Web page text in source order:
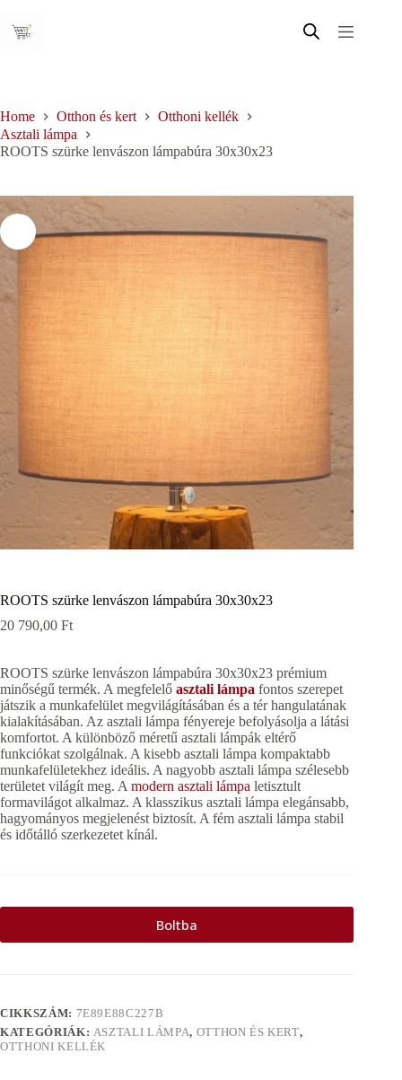
content
Home Otthon és kert
Otthoni kellék
Asztali lámpa
ROOTS szürke lenvászon lámpabúra 30x30x23
ROOTS szürke lenvászon lámpabúra 30x30x23
20 790,00 Ft
ROOTS szürke lenvászon lámpabúra 30x30x23 prémium
minőségű termék. A megfelelő asztali lámpa fontos szerepet
játszik a munkafelület megvilágításában és a tér hangulatának
kialakításában. Az asztali lámpa fényereje befolyásolja a látási
komfortot. A különböző méretű asztali lámpák eltérő
funkciókat szolgálnak. A kisebb asztali lámpa kompaktabb
munkafelületekhez ideális. A nagyobb asztali lámpa szélesebb
területet világít meg. A modern asztali lámpa letisztult
formavilágot alkalmaz. A klasszikus asztali lámpa elegánsabb,
hagyományos megjelenést biztosít. A fém asztali lámpa stabil
és időtálló szerkezetet kínál.
Boltba
CIKKSZÁM: 7E89E88C227B
KATEGÓRIÁK: ASZTALI LÁMPA, OTTHON ÉS KERT,
OTTHONI KELLÉK